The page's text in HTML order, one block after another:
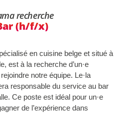
recherche
(h/f/x)
en cuisine belge et situé à
est à la recherche d’un·e
notre équipe. Le·la
responsable du service au bar
Ce poste est idéal pour un·e
de l’expérience dans